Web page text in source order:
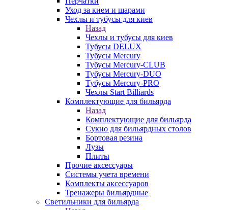
Уход за кием и шарами
Чехлы и тубусы для киев
Назад
Чехлы и тубусы для киев
Тубусы DELUX
Тубусы Mercury
Тубусы Mercury-CLUB
Тубусы Mercury-DUO
Тубусы Mercury-PRO
Чехлы Start Billiards
Комплектующие для бильярда
Назад
Комплектующие для бильярда
Сукно для бильярдных столов
Бортовая резина
Лузы
Плиты
Прочие аксессуары
Системы учета времени
Комплекты аксессуаров
Тренажеры бильярдные
Светильники для бильярда